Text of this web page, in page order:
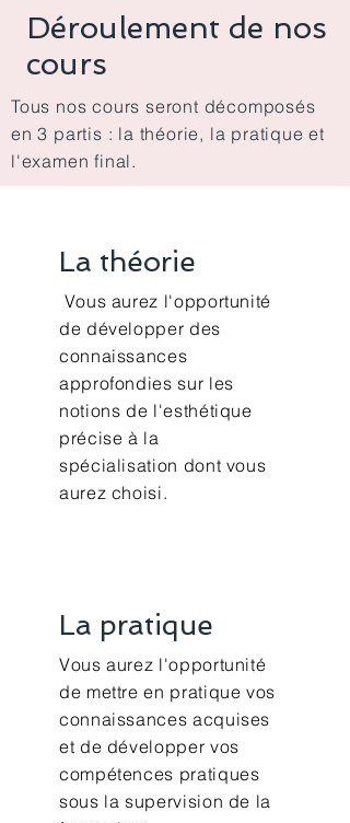
Déroulement de nos
cours
Tous nos cours seront décomposés
en 3 partis : la théorie, la pratique et
l'examen final.
La théorie
Vous aurez l'opportunité
de développer des
connaissances
approfondies sur les
notions de l'esthétique
précise à la
spécialisation dont vous
aurez choisi.
La pratique
Vous aurez l'opportunité
de mettre en pratique vos
connaissances acquises
et de développer vos
compétences pratiques
sous la supervision de la